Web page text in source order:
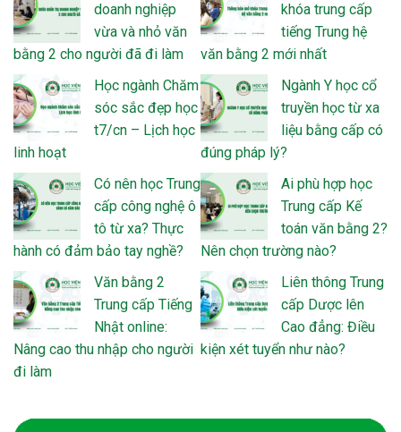
doanh nghiệp
vừa và nhỏ văn
bằng 2 cho người đã đi làm
khóa trung cấp
tiếng Trung hệ
văn bằng 2 mới nhất
Học ngành Chăm
sóc sắc đẹp học
t7/cn – Lịch học
linh hoạt
Ngành Y học cổ
truyền học từ xa
liệu bằng cấp có
đúng pháp lý?
Có nên học Trung
cấp công nghệ ô
tô từ xa? Thực
hành có đảm bảo tay nghề?
Ai phù hợp học
Trung cấp Kế
toán văn bằng 2?
Nên chọn trường nào?
Văn bằng 2
Trung cấp Tiếng
Nhật online:
Nâng cao thu nhập cho người
đi làm
Liên thông Trung
cấp Dược lên
Cao đẳng: Điều
kiện xét tuyển như nào?